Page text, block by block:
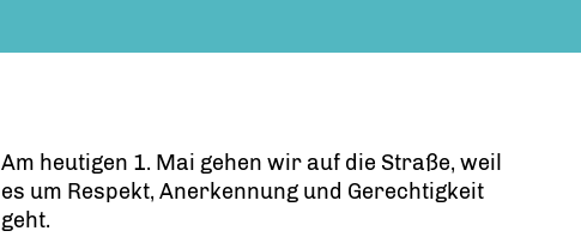
Am heutigen 1. Mai gehen wir auf die Straße, weil
es um Respekt, Anerkennung und Gerechtigkeit
geht.